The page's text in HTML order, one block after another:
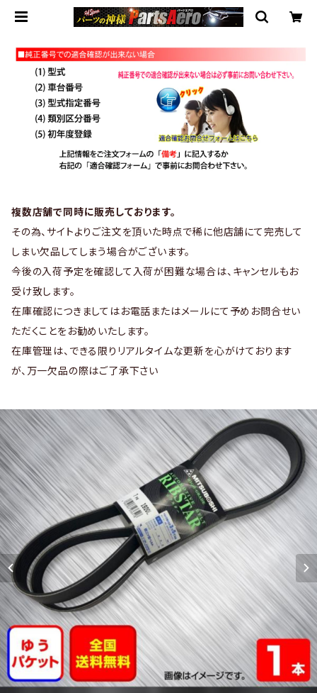
複数店舗で同時に販売しております。
その為、サイトよりご注文を頂いた時点で稀に他店舗にて完売して
しまい欠品してしまう場合がございます。
今後の入荷予定を確認して入荷が困難な場合は、キャンセルもお
受け致します。
在庫確認につきましてはお電話またはメールにて予めお問合せい
ただくことをお勧めいたします。
在庫管理は、できる限りリアルタイムな更新を心がけております
が、万一欠品の際はご了承下さい